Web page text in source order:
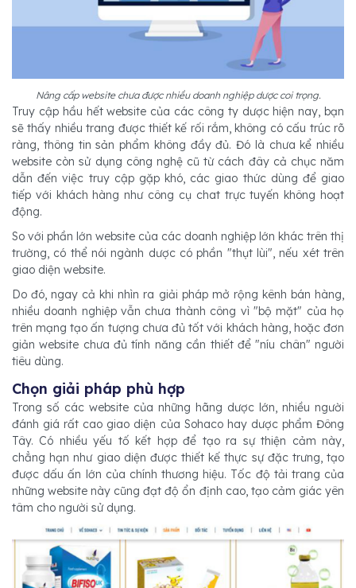
Nâng cấp website chưa được nhiều doanh nghiệp dược coi trọng.
Truy cập hầu hết website của các công ty dược hiện nay, bạn
sẽ thấy nhiều trang được thiết kế rối rắm, không có cấu trúc rõ
ràng, thông tin sản phẩm không đầy đủ. Đó là chưa kể nhiều
website còn sử dụng công nghệ cũ từ cách đây cả chục năm
dẫn đến việc truy cập gặp khó, các giao thức dùng để giao
tiếp với khách hàng như công cụ chat trực tuyến không hoạt
động.
So với phần lớn website của các doanh nghiệp lớn khác trên thị
trường, có thể nói ngành dược có phần "thụt lùi", nếu xét trên
giao diện website.
Do đó, ngay cả khi nhìn ra giải pháp mở rộng kênh bán hàng,
nhiều doanh nghiệp vẫn chưa thành công vì "bộ mặt" của họ
trên mạng tạo ấn tượng chưa đủ tốt với khách hàng, hoặc đơn
giản website chưa đủ tính năng cần thiết để "níu chân" người
tiêu dùng.
Chọn giải pháp phù hợp
Trong số các website của những hãng dược lớn, nhiều người
đánh giá rất cao giao diện của Sohaco hay dược phẩm Đông
Tây. Có nhiều yếu tố kết hợp để tạo ra sự thiện cảm này,
chẳng hạn như giao diện được thiết kế thực sự đặc trưng, tạo
được dấu ấn lớn của chính thương hiệu. Tốc độ tải trang của
những website này cũng đạt độ ổn định cao, tạo cảm giác yên
tâm cho người sử dụng.